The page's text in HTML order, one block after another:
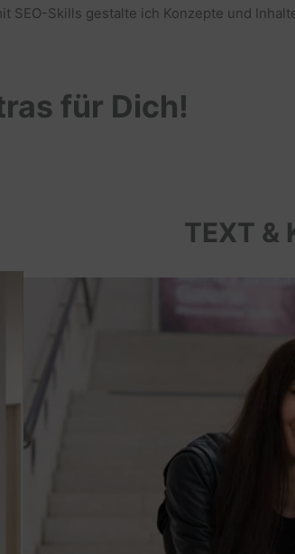
Skills gestalte ich Konzepte und
für Dich!
TEXT &